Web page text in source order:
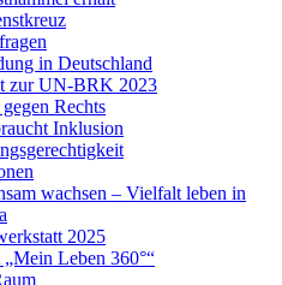
in Deutschland
zur UN-BRK 2023
Rechts
Inklusion
wachsen – Vielfalt leben in
2025
Leben 360°“